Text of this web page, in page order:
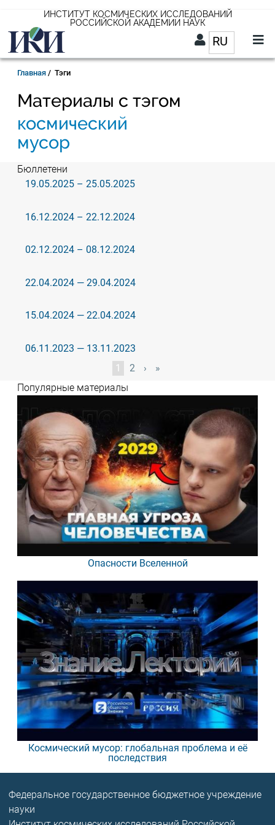
основному
содержанию
ИНСТИТУТ КОСМИЧЕСКИХ ИССЛЕДОВАНИЙ
РОССИЙСКОЙ АКАДЕМИИ НАУК
RUСписок
RU
Строка
навигации
Главная Тэги
Материалы с тэгом
космический
мусор
Бюллетени
19.05.2025 – 25.05.2025
16.12.2024 – 22.12.2024
02.12.2024 – 08.12.2024
22.04.2024 — 29.04.2024
15.04.2024 — 22.04.2024
06.11.2023 — 13.11.2023
Текущая
страница
1 Page
2
Следующая
›
Последняя
»
Популярные материалы
Опасности Вселенной
Космический мусор: глобальная проблема и её
последствия
Федеральное государственное бюджетное учреждение
науки